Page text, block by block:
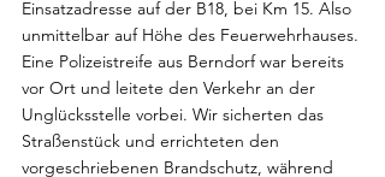
Einsatzadresse auf der B18, bei Km 15. Also
unmittelbar auf Höhe des Feuerwehrhauses.
Eine Polizeistreife aus Berndorf war bereits
vor Ort und leitete den Verkehr an der
Unglücksstelle vorbei. Wir sicherten das
Straßenstück und errichteten den
vorgeschriebenen Brandschutz, während